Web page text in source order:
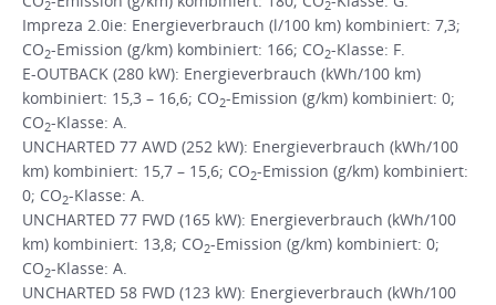
2 2
Impreza 2.0ie: Energieverbrauch (l/100 km) kombiniert: 7,3;
CO2-Emission (g/km) kombiniert: 166; CO2-Klasse: F.
E-OUTBACK (280 kW): Energieverbrauch (kWh/100 km)
kombiniert: 15,3 – 16,6; CO2-Emission (g/km) kombiniert: 0;
CO2-Klasse: A.
UNCHARTED 77 AWD (252 kW): Energieverbrauch (kWh/100
km) kombiniert: 15,7 – 15,6; CO2-Emission (g/km) kombiniert:
0; CO2-Klasse: A.
UNCHARTED 77 FWD (165 kW): Energieverbrauch (kWh/100
km) kombiniert: 13,8; CO2-Emission (g/km) kombiniert: 0;
CO2-Klasse: A.
UNCHARTED 58 FWD (123 kW): Energieverbrauch (kWh/100